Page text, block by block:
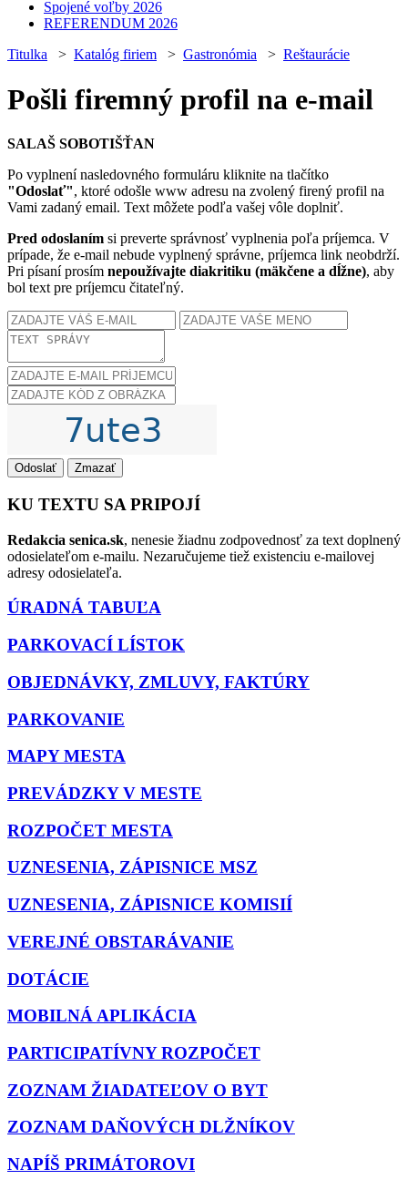
Spojené voľby 2026
REFERENDUM 2026
Titulka > Katalóg firiem > Gastronómia > Reštaurácie
Pošli firemný profil na e-mail
SALAŠ SOBOTIŠŤAN
Po vyplnení nasledovného formuláru kliknite na tlačítko
"Odoslať", ktoré odošle www adresu na zvolený firený profil na
Vami zadaný email. Text môžete podľa vašej vôle doplniť.
Pred odoslaním si preverte správnosť vyplnenia poľa príjemca. V
prípade, že e-mail nebude vyplnený správne, príjemca link neobdrží.
Pri písaní prosím nepoužívajte diakritiku (mäkčene a dĺžne), aby
bol text pre príjemcu čitateľný.
Odoslať Zmazať
KU TEXTU SA PRIPOJÍ
Redakcia senica.sk, nenesie žiadnu zodpovednosť za text doplnený
odosielateľom e-mailu. Nezaručujeme tiež existenciu e-mailovej
adresy odosielateľa.
ÚRADNÁ TABUĽA
PARKOVACÍ LÍSTOK
OBJEDNÁVKY, ZMLUVY, FAKTÚRY
PARKOVANIE
MAPY MESTA
PREVÁDZKY V MESTE
ROZPOČET MESTA
UZNESENIA, ZÁPISNICE MSZ
UZNESENIA, ZÁPISNICE KOMISIÍ
VEREJNÉ OBSTARÁVANIE
DOTÁCIE
MOBILNÁ APLIKÁCIA
PARTICIPATÍVNY ROZPOČET
ZOZNAM ŽIADATEĽOV O BYT
ZOZNAM DAŇOVÝCH DLŽNÍKOV
NAPÍŠ PRIMÁTOROVI